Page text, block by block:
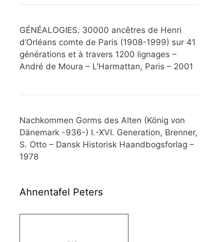
GÉNÉALOGIES. 30000 ancêtres de Henri
d’Orléans comte de Paris (1908-1999) sur 41
générations et à travers 1200 lignages –
André de Moura – L’Harmattan, Paris – 2001
Nachkommen Gorms des Alten (König von
Dänemark -936-) I.-XVI. Generation, Brenner,
S. Otto – Dansk Historisk Haandbogsforlag –
1978
Ahnentafel Peters